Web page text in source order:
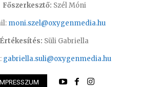
Főszerkesztő: Szél Móni
moni.szel@oxygenmedia.hu
Értékesítés: Süli Gabriella
gabriella.suli@oxygenmedia.hu